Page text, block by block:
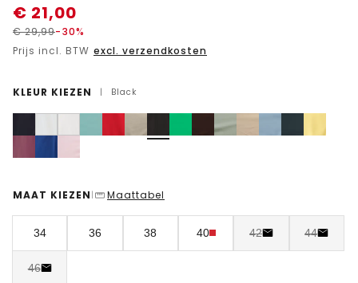
€ 21,00
€29,99-30%
Prijs incl. BTW excl. verzendkosten
KLEUR KIEZEN | Black
MAAT KIEZEN | Maattabel
34 36 38 40 42 44
46